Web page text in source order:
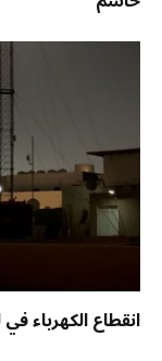
انقطاع الكهرباء